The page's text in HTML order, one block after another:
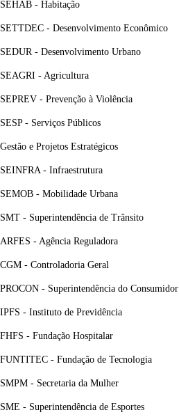
SEHAB - Habitação
SETTDEC - Desenvolvimento Econômico
SEDUR - Desenvolvimento Urbano
SEAGRI - Agricultura
SEPREV - Prevenção à Violência
SESP - Serviços Públicos
Gestão e Projetos Estratégicos
SEINFRA - Infraestrutura
SEMOB - Mobilidade Urbana
SMT - Superintendência de Trânsito
ARFES - Agência Reguladora
CGM - Controladoria Geral
PROCON - Superintendência do Consumidor
IPFS - Instituto de Previdência
FHFS - Fundação Hospitalar
FUNTITEC - Fundação de Tecnologia
SMPM - Secretaria da Mulher
SME - Superintendência de Esportes